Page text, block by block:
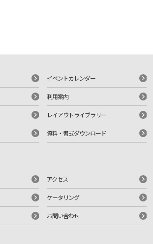
イベントカレンダー
利用案内
レイアウトライブラリー
資料・書式ダウンロード
アクセス
ケータリング
お問い合わせ